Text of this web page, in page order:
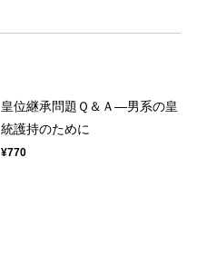
皇位継承問題Ｑ＆Ａ―男系の皇
統護持のために
¥770